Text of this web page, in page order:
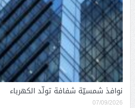
نوافذ شمسيّة شفافة تولّد الكهرباء
07/09/2026